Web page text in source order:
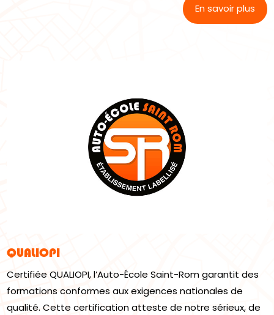
En savoir plus
QUALIOPI
Certifiée QUALIOPI, l’Auto-École Saint-Rom garantit des
formations conformes aux exigences nationales de
qualité. Cette certification atteste de notre sérieux, de